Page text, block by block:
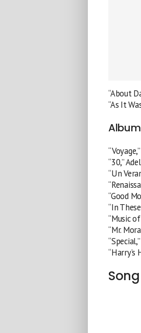
“About
“As It
“30,”
“Un
“Good
“In
“Music
“Mr.
“Harry’s